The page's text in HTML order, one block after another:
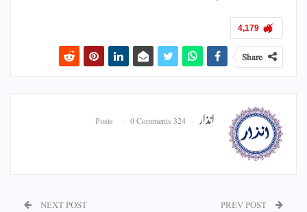
4,179
Share
انذار 324 Posts
0 Comments
NEXT POST